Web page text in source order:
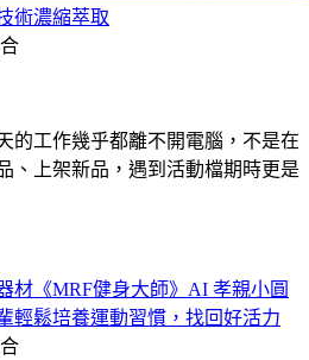
術濃縮萃取
的工作幾乎都離不開電腦，不是在
、上架新品，遇到活動檔期時更是
材《MRF健身大師》AI 孝親小圓
輕鬆培養運動習慣，找回好活力